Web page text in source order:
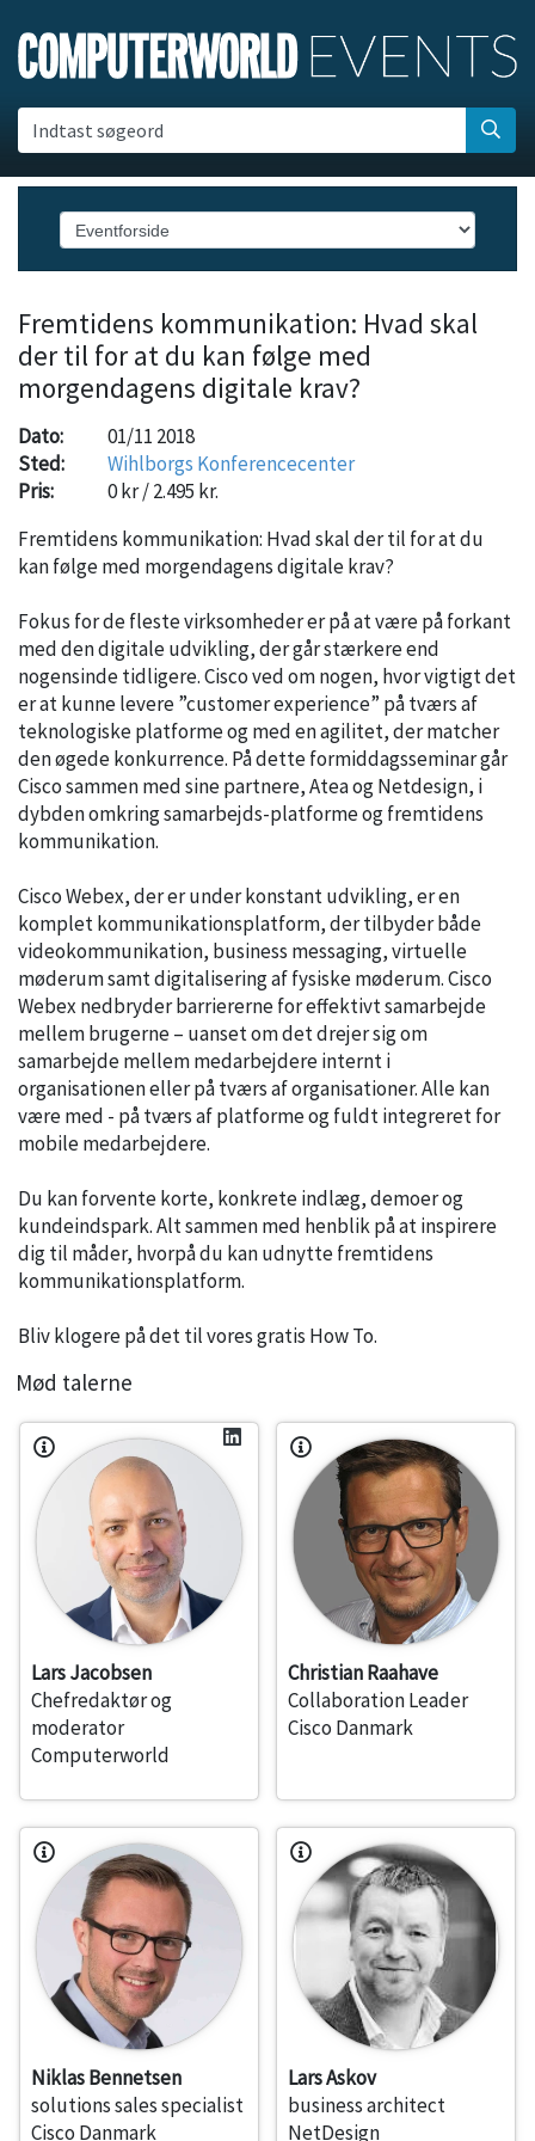
Indtast søgeord
Fremtidens kommunikation: Hvad skal
der til for at du kan følge med
morgendagens digitale krav?
Dato:
01/11 2018
Sted:
Wihlborgs Konferencecenter
Pris:
0 kr / 2.495 kr.
Fremtidens kommunikation: Hvad skal der til for at du
kan følge med morgendagens digitale krav?
Fokus for de fleste virksomheder er på at være på forkant
med den digitale udvikling, der går stærkere end
nogensinde tidligere. Cisco ved om nogen, hvor vigtigt det
er at kunne levere ”customer experience” på tværs af
teknologiske platforme og med en agilitet, der matcher
den øgede konkurrence. På dette formiddagsseminar går
Cisco sammen med sine partnere, Atea og Netdesign, i
dybden omkring samarbejds-platforme og fremtidens
kommunikation.
Cisco Webex, der er under konstant udvikling, er en
komplet kommunikationsplatform, der tilbyder både
videokommunikation, business messaging, virtuelle
møderum samt digitalisering af fysiske møderum. Cisco
Webex nedbryder barriererne for effektivt samarbejde
mellem brugerne – uanset om det drejer sig om
samarbejde mellem medarbejdere internt i
organisationen eller på tværs af organisationer. Alle kan
være med - på tværs af platforme og fuldt integreret for
mobile medarbejdere.
Du kan forvente korte, konkrete indlæg, demoer og
kundeindspark. Alt sammen med henblik på at inspirere
dig til måder, hvorpå du kan udnytte fremtidens
kommunikationsplatform.
Bliv klogere på det til vores gratis How To.
Mød talerne
Lars Jacobsen
Chefredaktør og
moderator
Computerworld
Christian Raahave
Collaboration Leader
Cisco Danmark
Niklas Bennetsen
solutions sales specialist
Cisco Danmark
Lars Askov
business architect
NetDesign